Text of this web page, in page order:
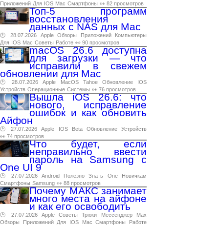
Приложений Для IOS Mac Смартфоны 👀 82 просмотров
Топ-5 программ
восстановления
данных с NAS для Mac
🕑 28.07.2026 Apple Обзоры Приложений
Компьютеры
Для IOS Mac Советы Работе 👀 90 просмотров
macOS 26.6 доступна
для загрузки — что
исправили в свежем
обновлении для Mac
🕑 28.07.2026 Apple MacOS Tahoe Обновление
IOS
Устройств Операционные Системы 👀 76 просмотров
Вышла iOS 26.6: что
нового, исправление
ошибок и как обновить
Айфон
🕑 27.07.2026 Apple IOS Beta Обновление
Устройств
👀 74 просмотров
Что будет, если
неправильно ввести
пароль на Samsung с
One UI 9
🕑 27.07.2026 Android Полезно Знать One
Новичкам
Смартфоны Samsung 👀 88 просмотров
Почему МАКС занимает
много места на айфоне
и как его освободить
🕑 27.07.2026 Apple Советы Трюки Мессенджер
Max
Обзоры
Приложений Для IOS Mac Смартфоны
Работе